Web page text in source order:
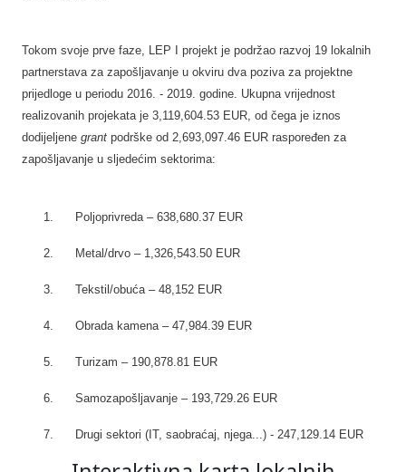
Tokom svoje prve faze, LEP I projekt je podržao razvoj 19 lokalnih
partnerstava za zapošljavanje u okviru dva poziva za projektne
prijedloge u periodu 2016. - 2019. godine. Ukupna vrijednost
realizovanih projekata je 3,119,604.53 EUR, od čega je iznos
dodijeljene grant podrške od 2,693,097.46 EUR raspoređen za
zapošljavanje u sljedećim sektorima:
1. Poljoprivreda – 638,680.37 EUR
2. Metal/drvo – 1,326,543.50 EUR
3. Tekstil/obuća – 48,152 EUR
4. Obrada kamena – 47,984.39 EUR
5. Turizam – 190,878.81 EUR
6. Samozapošljavanje – 193,729.26 EUR
7. Drugi sektori (IT, saobraćaj, njega...) - 247,129.14 EUR